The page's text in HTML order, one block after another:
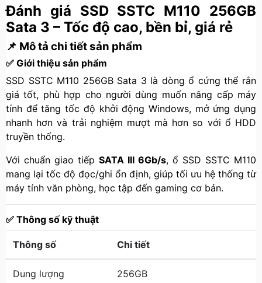
Đánh giá SSD SSTC M110 256GB
Sata 3 – Tốc độ cao, bền bỉ, giá rẻ
📌 Mô tả chi tiết sản phẩm
✅ Giới thiệu sản phẩm
SSD SSTC M110 256GB Sata 3 là dòng ổ cứng thể rắn
giá tốt, phù hợp cho người dùng muốn nâng cấp máy
tính để tăng tốc độ khởi động Windows, mở ứng dụng
nhanh hơn và trải nghiệm mượt mà hơn so với ổ HDD
truyền thống.
Với chuẩn giao tiếp SATA III 6Gb/s, ổ SSD SSTC M110
mang lại tốc độ đọc/ghi ổn định, giúp tối ưu hệ thống từ
máy tính văn phòng, học tập đến gaming cơ bản.
✅ Thông số kỹ thuật
Thông số Chi tiết
Dung lượng 256GB